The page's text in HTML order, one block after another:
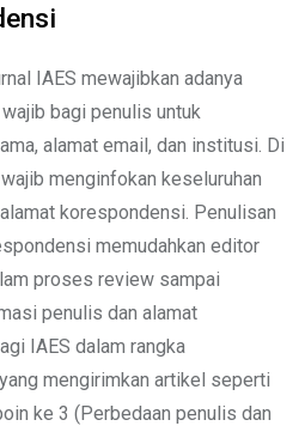
IAES mewajibkan adanya
bagi penulis untuk
alamat email, dan institusi. Di
menginfokan keseluruhan
korespondensi. Penulisan
memudahkan editor
proses review sampai
penulis dan alamat
IAES dalam rangka
mengirimkan artikel seperti
ke 3 (Perbedaan penulis dan